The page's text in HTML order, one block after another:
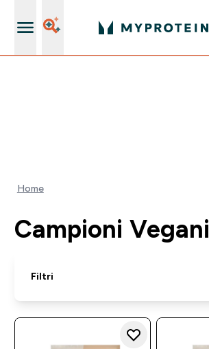
Home
Campioni Vegani
Filtri